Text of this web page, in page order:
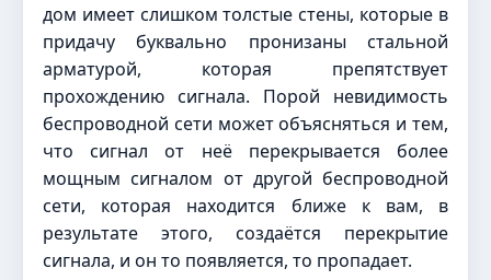
дом имеет слишком толстые стены, которые в
придачу буквально пронизаны стальной
арматурой, которая препятствует
прохождению сигнала. Порой невидимость
беспроводной сети может объясняться и тем,
что сигнал от неё перекрывается более
мощным сигналом от другой беспроводной
сети, которая находится ближе к вам, в
результате этого, создаётся перекрытие
сигнала, и он то появляется, то пропадает.